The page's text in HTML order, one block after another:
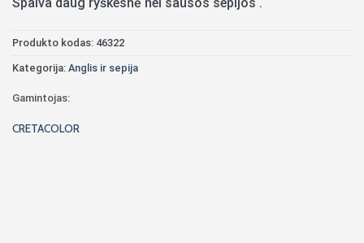
Produkto kodas: 46322
Kategorija: Anglis ir sepija
Gamintojas:
CRETACOLOR